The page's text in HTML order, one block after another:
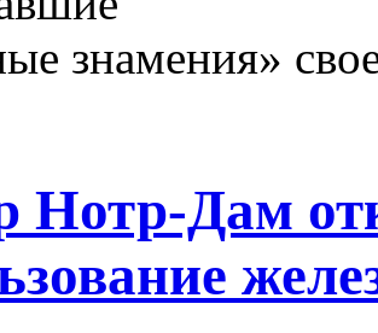
знамения»
Нотр-Дам